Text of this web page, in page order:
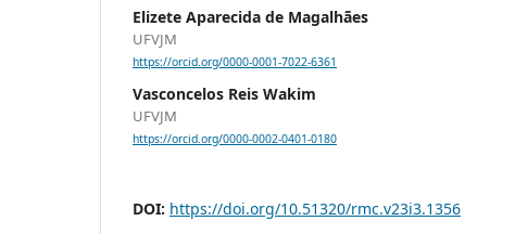
Elizete Aparecida de Magalhães
UFVJM
https://orcid.org/0000-0001-7022-6361
Vasconcelos Reis Wakim
UFVJM
https://orcid.org/0000-0002-0401-0180
DOI: https://doi.org/10.51320/rmc.v23i3.1356